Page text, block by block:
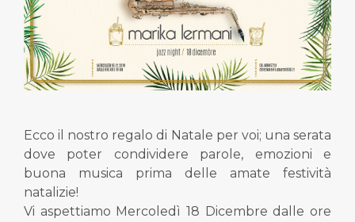
Ecco il nostro regalo di Natale per voi; una serata
dove poter condividere parole, emozioni e
buona musica prima delle amate festività
natalizie!
Vi aspettiamo Mercoledì 18 Dicembre dalle ore